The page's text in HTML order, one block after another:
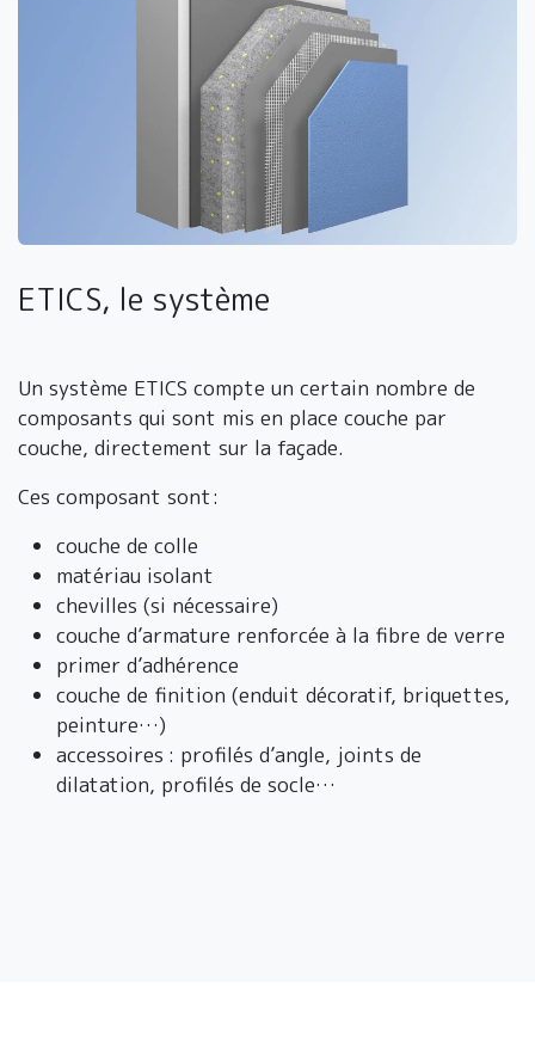
ETICS, le système
Un système ETICS compte un certain nombre de
composants qui sont mis en place couche par
couche, directement sur la façade.
Ces composant sont:
couche de colle
matériau isolant
chevilles (si nécessaire)
couche d’armature renforcée à la fibre de verre
primer d’adhérence
couche de finition (enduit décoratif, briquettes,
peinture…)
accessoires : profilés d’angle, joints de
dilatation, profilés de socle…